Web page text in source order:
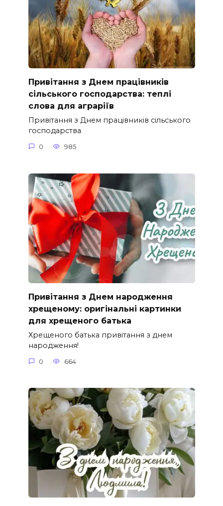
Привітання з Днем працівників
сільського господарства: теплі
слова для аграріїв
Привітання з Днем працівників сільського
господарства
0 985
Привітання з Днем народження
хрещеному: оригінальні картинки
для хрещеного батька
Хрещеного батька привітання з днем
народження!
0 664